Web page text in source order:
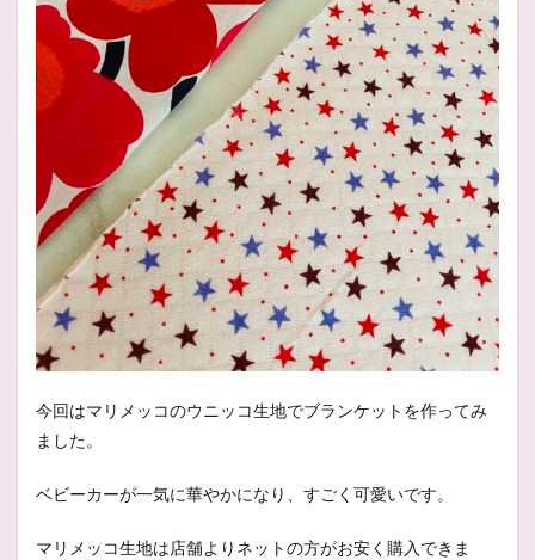
今回はマリメッコのウニッコ生地でブランケットを作ってみ
ました。
ベビーカーが一気に華やかになり、すごく可愛いです。
マリメッコ生地は店舗よりネットの方がお安く購入できま